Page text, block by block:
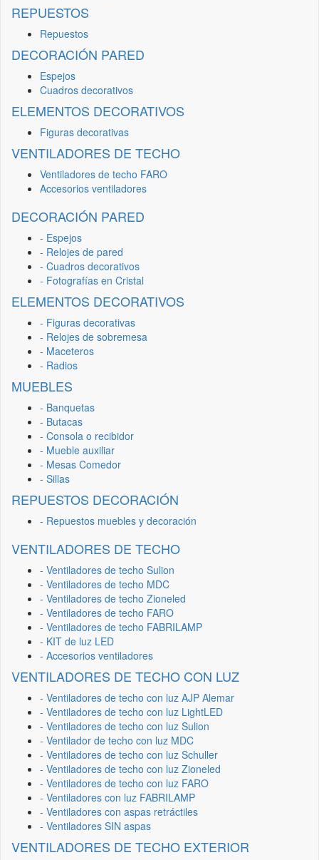
REPUESTOS
Repuestos
DECORACIÓN PARED
Espejos
Cuadros decorativos
ELEMENTOS DECORATIVOS
Figuras decorativas
VENTILADORES DE TECHO
Ventiladores de techo FARO
Accesorios ventiladores
DECORACIÓN PARED
- Espejos
- Relojes de pared
- Cuadros decorativos
- Fotografías en Cristal
ELEMENTOS DECORATIVOS
- Figuras decorativas
- Relojes de sobremesa
- Maceteros
- Radios
MUEBLES
- Banquetas
- Butacas
- Consola o recibidor
- Mueble auxiliar
- Mesas Comedor
- Sillas
REPUESTOS DECORACIÓN
- Repuestos muebles y decoración
VENTILADORES DE TECHO
- Ventiladores de techo Sulion
- Ventiladores de techo MDC
- Ventiladores de techo Zioneled
- Ventiladores de techo FARO
- Ventiladores de techo FABRILAMP
- KIT de luz LED
- Accesorios ventiladores
VENTILADORES DE TECHO CON LUZ
- Ventiladores de techo con luz AJP Alemar
- Ventiladores de techo con luz LightLED
- Ventiladores de techo con luz Sulion
- Ventilador de techo con luz MDC
- Ventiladores de techo con luz Schuller
- Ventiladores de techo con luz Zioneled
- Ventiladores de techo con luz FARO
- Ventiladores con luz FABRILAMP
- Ventiladores con aspas retráctiles
- Ventiladores SIN aspas
VENTILADORES DE TECHO EXTERIOR